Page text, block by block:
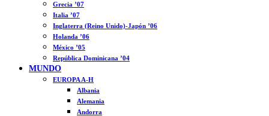
Grecia ’07
Italia ’07
Inglaterra (Reino Unido)-Japón ’06
Holanda ’06
México ’05
República Dominicana ’04
MUNDO
EUROPA A-H
Albania
Alemania
Andorra